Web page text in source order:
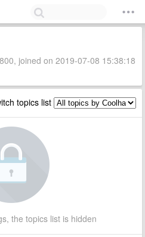
joined on 2019-07-08 15:38:18
topics list
the topics list is hidden